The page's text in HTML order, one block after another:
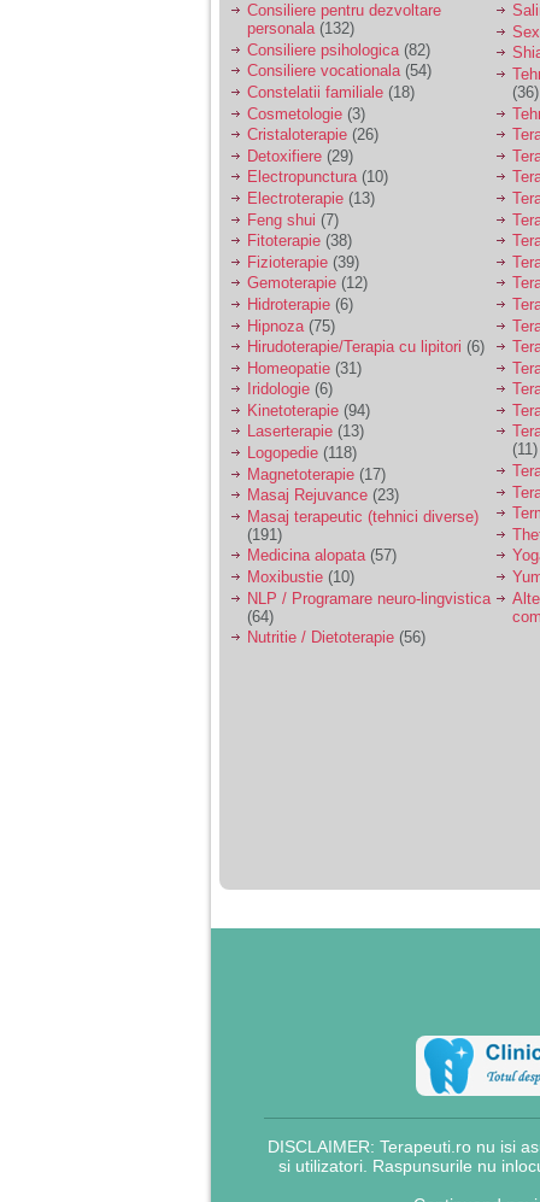
Consiliere pentru dezvoltare
personala(132)
Consiliere psihologica (82)
Consiliere vocationala(54)
Constelatii familiale (18)
Cosmetologie (3)
Cristaloterapie (26)
Detoxifiere (29)
Electropunctura(10)
Electroterapie (13)
Feng shui (7)
Fitoterapie (38)
Fizioterapie (39)
Gemoterapie (12)
Hidroterapie (6)
Hipnoza (75)
Hirudoterapie/Terapia cu lipitori (6)
Homeopatie (31)
Iridologie (6)
Kinetoterapie (94)
Laserterapie (13)
Logopedie (118)
Magnetoterapie (17)
Masaj Rejuvance (23)
Masaj terapeutic (tehnici diverse)
(191)
Medicina alopata(57)
Moxibustie (10)
NLP / Programare neuro-lingvistica
(64)
Nutritie / Dietoterapie (56)
(36)
(11)
DISCLAIMER: Terapeuti.ro nu isi
si utilizatori. Raspunsurile nu